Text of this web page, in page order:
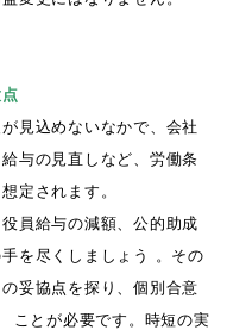
見込めないなかで、会社
与の見直しなど、労働条
定されます。
員給与の減額、公的助成
を尽くしましょう 。その
妥協点を探り、個別合意
ことが必要です。時短の実